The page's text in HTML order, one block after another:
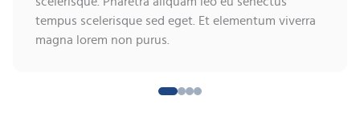
tempus scelerisque sed eget. Et elementum viverra
magna lorem non purus.